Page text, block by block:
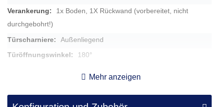
1x Boden, 1X Rückwand (vorbereitet, nicht
durchgebohrt!)
Außenliegend
180°
Mehr anzeigen